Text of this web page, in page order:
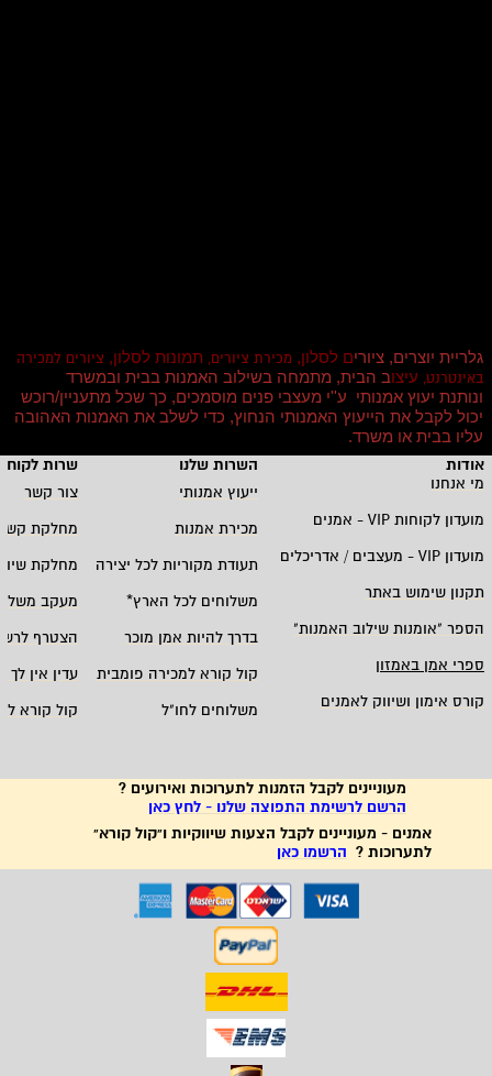
גלריית יוצרים, ציורים לסלון, מכירת ציורים, תמונות לסלון, ציורים למכירה
באינטרנט, עיצוב הבית, מתמחה בשילוב האמנות בבית ובמשרד
ונותנת יעוץ אמנותי ע''י מעצבי פנים מוסמכים, כך שכל מתעניין/רוכש
יכול לקבל את הייעוץ האמנותי הנחוץ, כדי לשלב את האמנות האהובה
עליו בבית או משרד.
אודות
השרות שלנו
שרות
מי אנחנו
ייעוץ אמנותי
צור קשר
מועדון לקוחותVIP - אמנים מכירת אמנות
מחלקת
מועדון
מעצבים / אדריכלים תעודת מקוריות לכל יצירה
מחלקת
תקנון שימוש באתר
משלוחים לכל הארץ*
מעקב
הספר "אומנות שילוב האמנות" בדרך להיות אמן מוכר
הצטרף
ספרי אמן באמזון
קול קורא למכירה פומבית
עדין אין לך
קורס אימון ושיווק לאמנים
משלוחים לחו"ל קול קורא
מעוניינים לקבל הזמנות לתערוכות ואירועים ?
הרשם לרשימת התפוצה שלנו - לחץ כאן
אמנים - מעוניינים לקבל הצעות שיווקיות ו"קול קורא"
לתערוכות ? הרשמו כאן